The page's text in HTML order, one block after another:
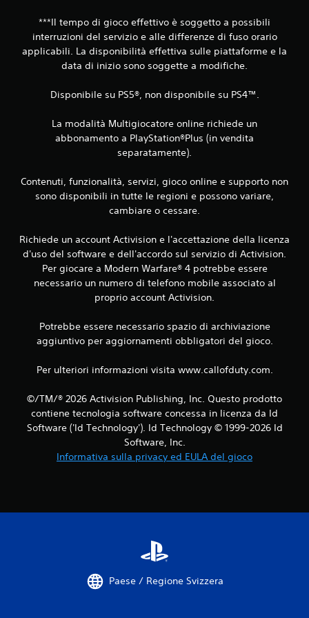
***Il tempo di gioco effettivo è soggetto a possibili
interruzioni del servizio e alle differenze di fuso orario
applicabili. La disponibilità effettiva sulle piattaforme e la
data di inizio sono soggette a modifiche.
Disponibile su PS5®, non disponibile su PS4™.
La modalità Multigiocatore online richiede un
abbonamento a PlayStation®Plus (in vendita
separatamente).
Contenuti, funzionalità, servizi, gioco online e supporto non
sono disponibili in tutte le regioni e possono variare,
cambiare o cessare.
Richiede un account Activision e l'accettazione della licenza
d'uso del software e dell'accordo sul servizio di Activision.
Per giocare a Modern Warfare® 4 potrebbe essere
necessario un numero di telefono mobile associato al
proprio account Activision.
Potrebbe essere necessario spazio di archiviazione
aggiuntivo per aggiornamenti obbligatori del gioco.
Per ulteriori informazioni visita www.callofduty.com.
©/TM/® 2026 Activision Publishing, Inc. Questo prodotto
contiene tecnologia software concessa in licenza da Id
Software ('Id Technology'). Id Technology © 1999-2026 Id
Software, Inc.
Informativa sulla privacy ed EULA del gioco
Paese / Regione Svizzera